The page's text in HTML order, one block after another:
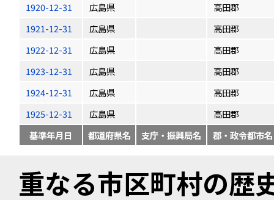
1920-12-31
広島県
高田郡
1921-12-31
広島県
高田郡
1922-12-31
広島県
高田郡
1923-12-31
広島県
高田郡
1924-12-31
広島県
高田郡
1925-12-31
広島県
高田郡
基準年月日
都道府県名 支庁・振興局名 郡・政令都市名
重なる市区町村の歴